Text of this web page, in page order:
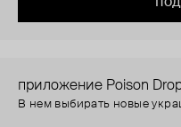
приложение Poison
В нем выбирать новые